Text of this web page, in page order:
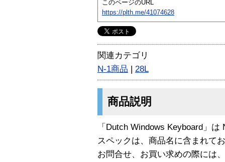
このページのURL
https://plth.me/41074628
関連カテゴリ
N-1商品 | 28L
商品説明
「Dutch Windows Keyboard」は
スペックは、商品名に含まれて
お問合せ、お買い求めの際には